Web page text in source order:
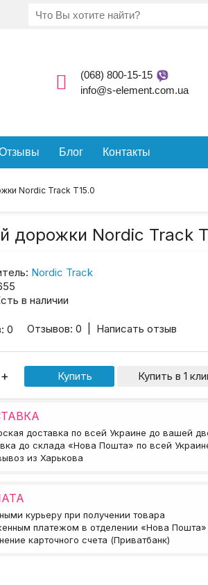
(068) 800-15-15
info@s-element.com.ua
Блог Контакты
Nordic Track Т15.0
дорожки Nordic Track
Nordic Track
в наличии
Отзывов: 0 Написать отзыв
Купить в 1
доставка по всей Украине до вашей
до склада «Нова Пошта» по всей
из Харькова
курьеру при получении товара
платежом в отделении «Нова Пошта»
карточного счета (Приватбанк)